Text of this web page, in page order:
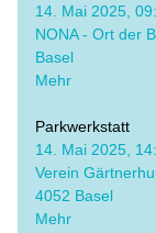
14. Mai 2025,
​NONA - Ort der
Basel
Mehr
Parkwerkstatt
14. Mai 2025,
Verein
4052 Basel
Mehr